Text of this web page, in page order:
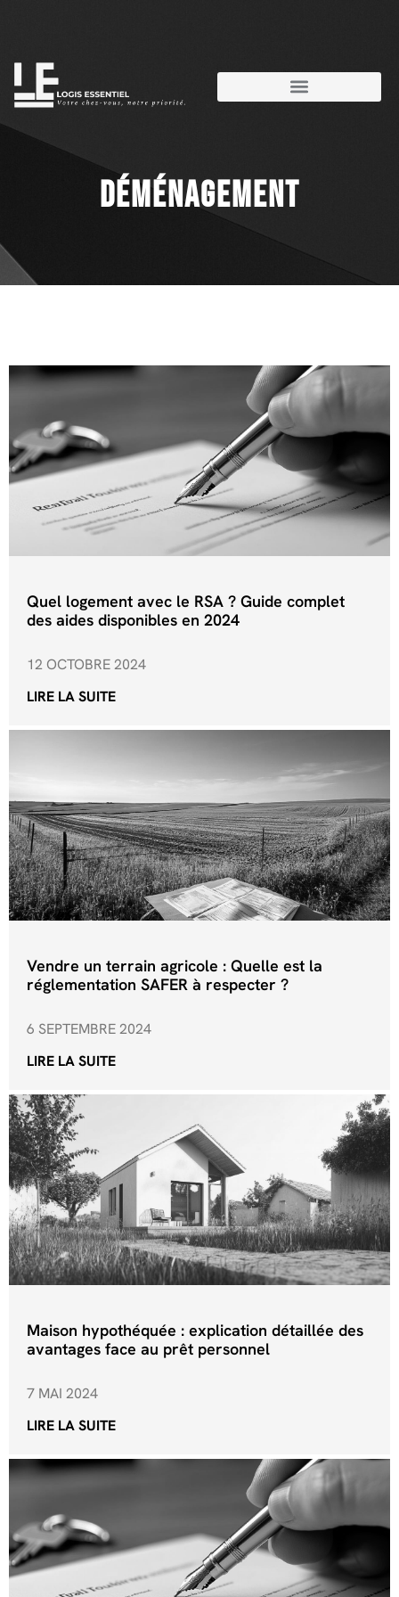
DÉMÉNAGEMENT
Quel logement avec le RSA ? Guide complet
des aides disponibles en 2024
12 OCTOBRE 2024
LIRE LA SUITE
Vendre un terrain agricole : Quelle est la
réglementation SAFER à respecter ?
6 SEPTEMBRE 2024
LIRE LA SUITE
Maison hypothéquée : explication détaillée des
avantages face au prêt personnel
7 MAI 2024
LIRE LA SUITE